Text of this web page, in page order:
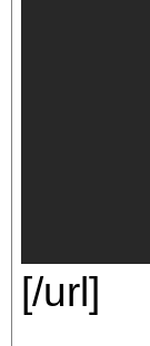
[/url]